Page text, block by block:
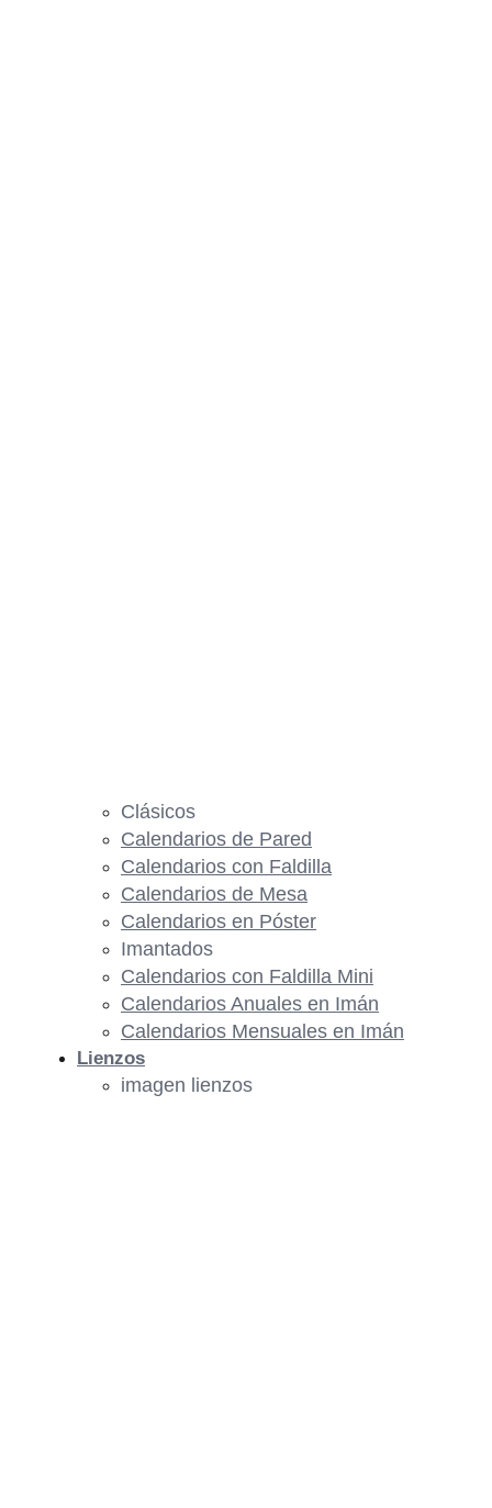
Clásicos
Calendarios de Pared
Calendarios con Faldilla
Calendarios de Mesa
Calendarios en Póster
Imantados
Calendarios con Faldilla Mini
Calendarios Anuales en Imán
Calendarios Mensuales en Imán
Lienzos
imagen lienzos